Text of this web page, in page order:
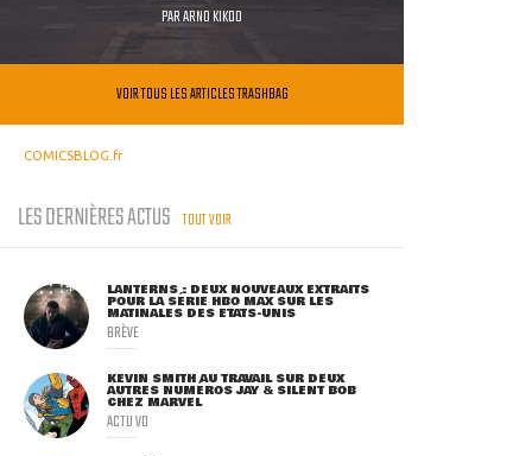
PARARNO KIKOO
VOIR TOUS LES ARTICLES TRASHBAG
COMICSBLOG.fr
LES DERNIÈRES ACTUS TOUT VOIR
LANTERNS : DEUX NOUVEAUX EXTRAITS
POUR LA SÉRIE HBO MAX SUR LES
MATINALES DES ETATS-UNIS
BRÈVE
KEVIN SMITH AU TRAVAIL SUR DEUX
AUTRES NUMÉROS JAY & SILENT BOB
CHEZ MARVEL
ACTU VO